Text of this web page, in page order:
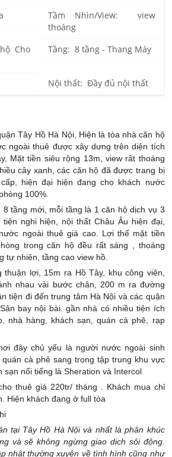
Tầm Nhìn/View: view
thoáng
Cho
Tầng: 8 tầng - Thang Máy
Nội thất: Đầy đủ nội thất
Tây Hồ Hà Nội, Hiện là tòa nhà căn hộ
ngoài thuê được xây dưng trên diện tích
Mặt tiền siêu rộng 13m, view rât thoáng
cây xanh, các căn hộ đã được trang bị
hiện đại hiện đang cho khách nước
100%.
tầng mới, mỗi tầng là 1 căn hộ dịch vụ 3
nghi hiện, nội thất Châu Âu hiện đại,
ngoài thuê giá cao. Lợi thế mặt tiền
trong căn hộ đều rất sáng , thoáng
tự nhiên, tầng cao view hồ.
lợi, 15m ra Hồ Tây, khu công viên,
nhau vài bước chân, 200 m ra đường
tiện đi đến trung tâm Hà Nội và các quận
bay nội bài. gần nhà có nhiều tiện ích
nhà hàng, khách sạn, quán cà phê, rạp
đây chủ yếu là người nước ngoài sinh
cà phê sang trọng tập trung khu vực
sạn nổi tiếng là Sheration và Intercol
thuê giá 220tr/ tháng . Khách mua chỉ
Hiện khách đang ở full tòa
tại Tây Hồ Hà Nộivà nhất là phân khúc
và sẽ không ngừng giao dịch sôi động.
nhật thường xuyên về tình hình cũng như